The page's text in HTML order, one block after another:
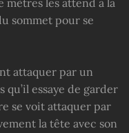
sommet pour se
attaquer par un
essaye de garder
se voit attaquer par
la tête avec son